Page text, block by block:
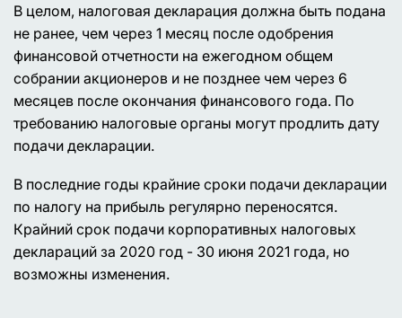
В целом, налоговая декларация должна быть подана
не ранее, чем через 1 месяц после одобрения
финансовой отчетности на ежегодном общем
собрании акционеров и не позднее чем через 6
месяцев после окончания финансового года. По
требованию налоговые органы могут продлить дату
подачи декларации.
В последние годы крайние сроки подачи декларации
по налогу на прибыль регулярно переносятся.
Крайний срок подачи корпоративных налоговых
деклараций за 2020 год - 30 июня 2021 года, но
возможны изменения.